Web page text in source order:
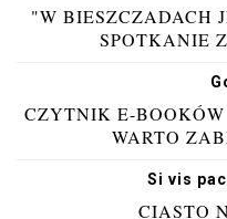
"W BIESZCZADACH
SPOTKANIE
CZYTNIK E-
WARTO
Si vis
CIASTO